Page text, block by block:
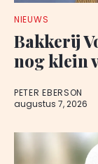
NIEUWS
Bakkerij
nog klein
PETER EBERSON
augustus 7, 2026